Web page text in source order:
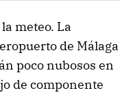
meteo. La
de Málaga
poco nubosos en
de componente